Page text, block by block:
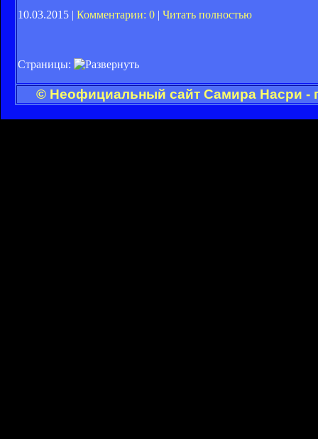
10.03.2015 | Комментарии: 0 | Читать полностью
Страницы:
© Неофициальный сайт Самира Насри -